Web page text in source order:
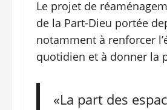
Le projet de
de la Part-Dieu portée
notamment à renforcer
quotidien et à donner la
«La part des